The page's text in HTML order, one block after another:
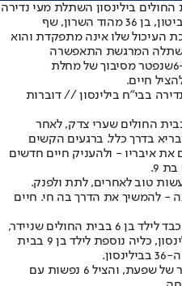
בילינסון השתלת מעי נדירה
ומורכבת. המעי הושתל בדניאל חיים ביטון, בן 36 מהוד השרון, שף
17 שנה כשמערכת העיכול שלו אינה מתפקדת והוא
ההשתלה המרגשת התאפשרה
שנפטר מסיבוך של מחלת
חיים.
בבי"ח בילינסון // דוברות
בבית החולים שערי צדק, לאחר
בדרך כלל. ברגעים הקשים
איבריו - ולהעניק חיים חדשים
טוב לאחרים, לתת ולפנק.
- להמשיך את הדרך בה חי. חיים
האיברים שנתרמו והושתלו בהצלחה: כבד לילד בן 6 בבית החולים שניידר,
כליה לאישה בת 44 בבית החולים בילינסון, כליה נוספת לילד בן 9 בבית
אריאל בן ה-6 הלך לעולמו מסיבוך נדיר של שפעת, והציל 6 נפשות עם